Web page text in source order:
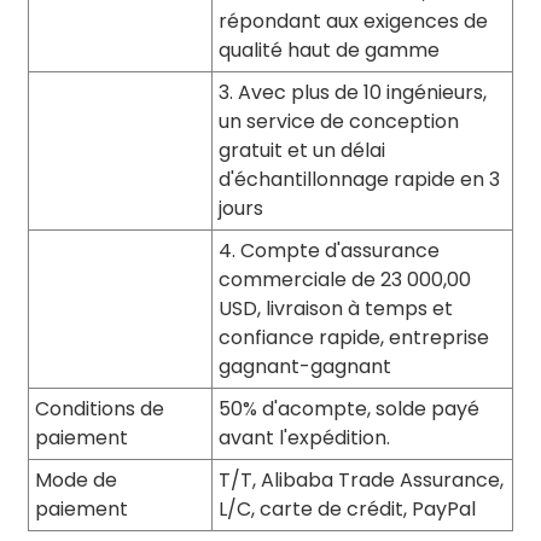
répondant aux exigences de
qualité haut de gamme
3. Avec plus de 10 ingénieurs,
un service de conception
gratuit et un délai
d'échantillonnage rapide en 3
jours
4. Compte d'assurance
commerciale de 23 000,00
USD, livraison à temps et
confiance rapide, entreprise
gagnant-gagnant
Conditions de
paiement
50% d'acompte, solde payé
avant l'expédition.
Mode de
paiement
T/T, Alibaba Trade Assurance,
L/C, carte de crédit, PayPal